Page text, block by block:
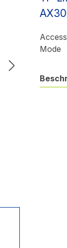
Mode